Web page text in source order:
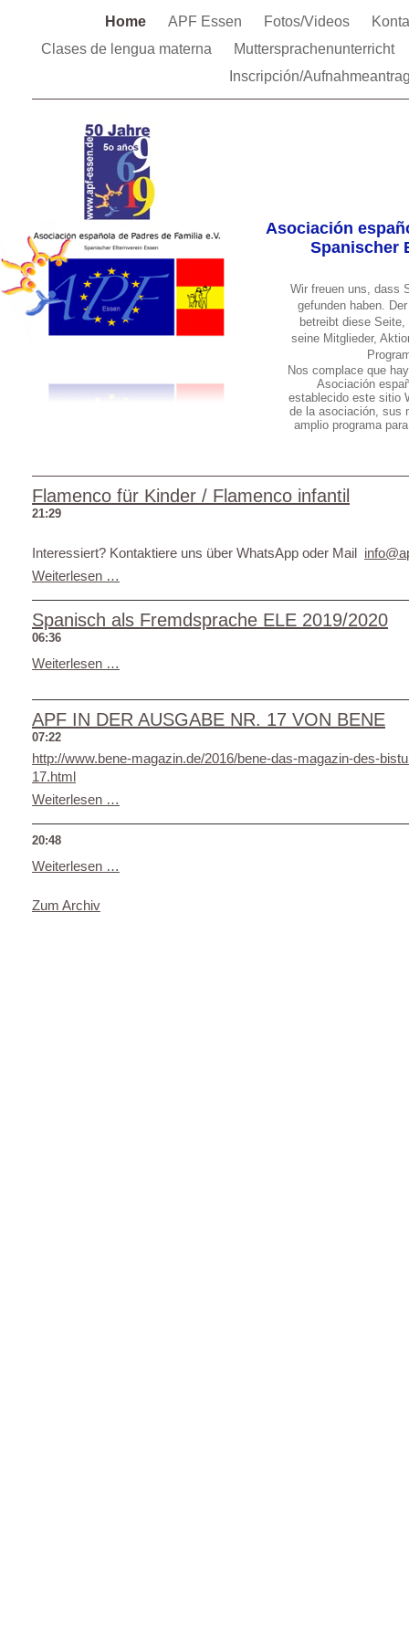
Home APF Essen Fotos/Videos
Clases de lengua materna
Muttersprachenunterricht
Inscripción/
Asociación
Spanischer
Wir freuen uns, dass
gefunden haben.
betreibt diese
seine Mitglieder,
Nos complace que
Asociación
establecido este sitio
de la asociación, sus
amplio programa
Flamenco für Kinder / Flamenco infantil
21:29
Interessiert? Kontaktiere uns über WhatsApp oder Mail
Weiterlesen …
Spanisch als Fremdsprache ELE 2019/2020
06:36
Weiterlesen …
APF IN DER AUSGABE NR. 17 VON BENE
07:22
http://www.bene-magazin.de/2016/bene-das-magazin-des-
17.html
Weiterlesen …
20:48
Weiterlesen …
Zum Archiv